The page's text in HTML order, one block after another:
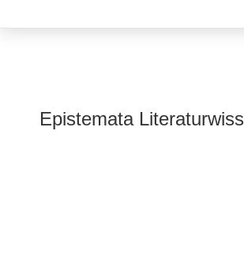
Epistemata